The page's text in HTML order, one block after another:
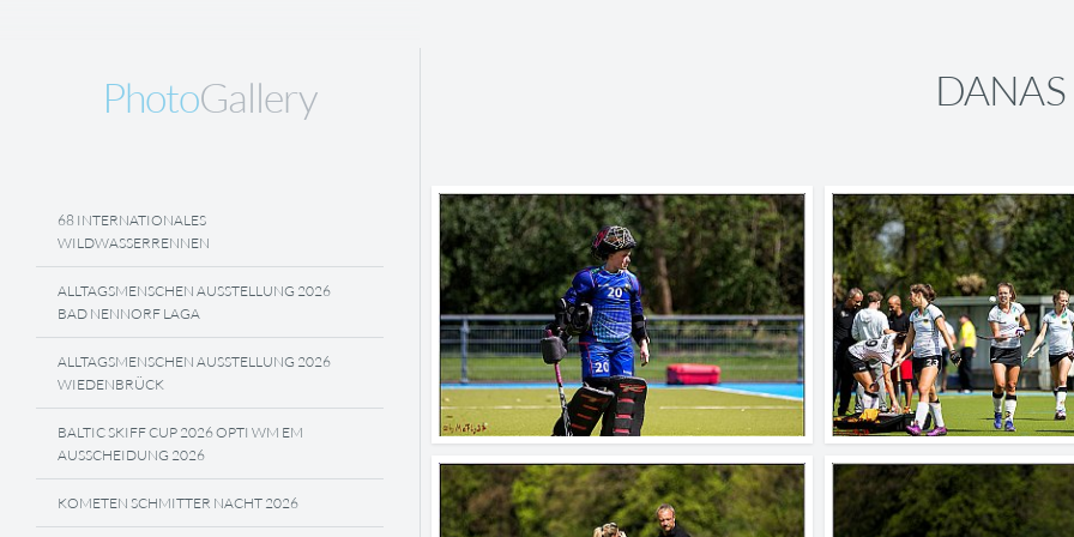
PhotoGallery
68 INTERNATIONALES
WILDWASSERRENNEN
ALLTAGSMENSCHEN AUSSTELLUNG 2026
BAD NENNORF LAGA
ALLTAGSMENSCHEN AUSSTELLUNG 2026
WIEDENBRÜCK
BALTIC SKIFF CUP 2026 OPTI WM EM
AUSSCHEIDUNG 2026
KOMETEN SCHMITTER NACHT 2026